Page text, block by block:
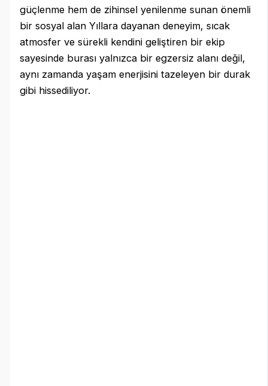
güçlenme hem de zihinsel yenilenme sunan önemli
bir sosyal alan Yıllara dayanan deneyim, sıcak
atmosfer ve sürekli kendini geliştiren bir ekip
sayesinde burası yalnızca bir egzersiz alanı değil,
aynı zamanda yaşam enerjisini tazeleyen bir durak
gibi hissediliyor.